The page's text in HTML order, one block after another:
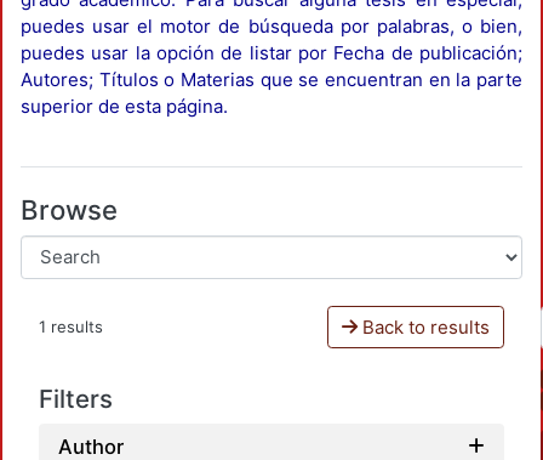
puedes usar el motor de búsqueda por palabras, o bien,
puedes usar la opción de listar por Fecha de publicación;
Autores; Títulos o Materias que se encuentran en la parte
superior de esta página.
Browse
1 results Back to results
Filters
Author